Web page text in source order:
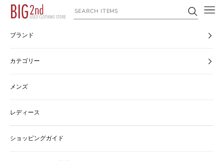
コンテンツへスキップ
ヴィンテージ古着のオンライン通販なら【公式】古着屋BIG2nd
ブランド
カテゴリー
メンズ
レディース
ショッピングガイド